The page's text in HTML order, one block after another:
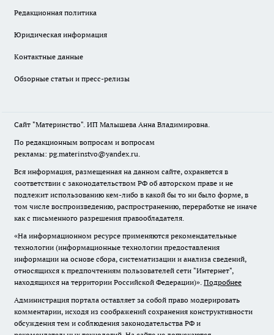
Редакционная политика
Юридическая информация
Контактные данные
Обзорные статьи и пресс-релизы
Сайт "Материнство". ИП Малышева Анна Владимировна.
По редакционным вопросам и вопросам
рекламы: pg.materinstvo@yandex.ru.
Вся информация, размещенная на данном сайте, охраняется в
соответствии с законодательством РФ об авторском праве и не
подлежит использованию кем-либо в какой бы то ни было форме, в
том числе воспроизведению, распространению, переработке не иначе
как с письменного разрешения правообладателя.
«На информационном ресурсе применяются рекомендательные
технологии (информационные технологии предоставления
информации на основе сбора, систематизации и анализа сведений,
относящихся к предпочтениям пользователей сети "Интернет",
находящихся на территории Российской Федерации)». Подробнее
Администрация портала оставляет за собой право модерировать
комментарии, исходя из соображений сохранения конструктивности
обсуждения тем и соблюдения законодательства РФ и